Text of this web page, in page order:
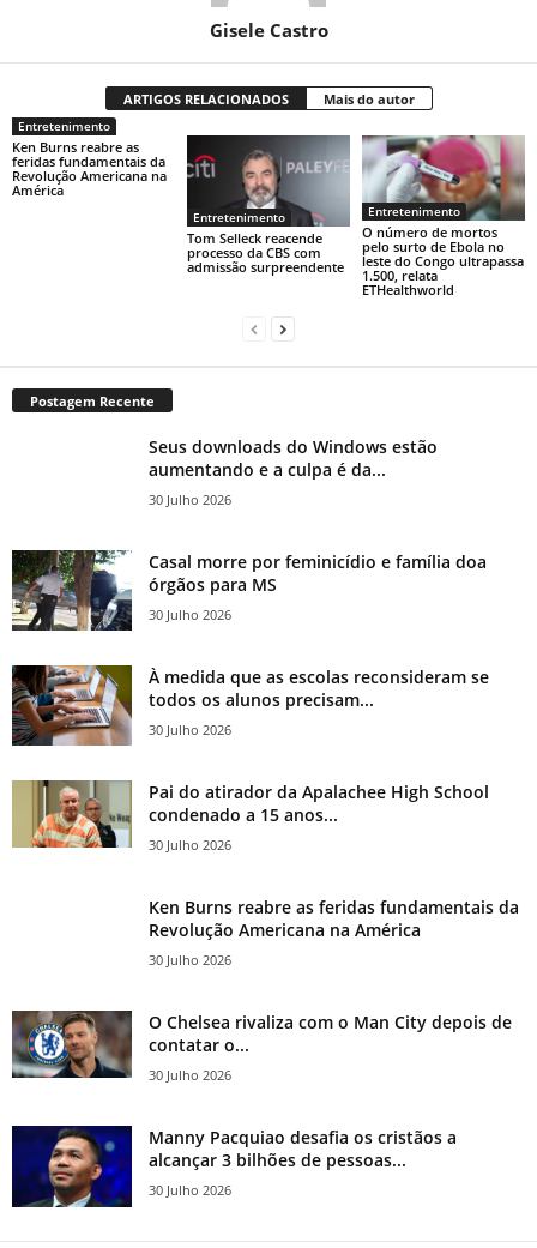
Gisele Castro
ARTIGOS RELACIONADOS Mais do autor
Entretenimento
Ken Burns reabre as
feridas fundamentais da
Revolução Americana na
América
Entretenimento
Tom Selleck reacende
processo da CBS com
admissão surpreendente
Entretenimento
O número de mortos
pelo surto de Ebola no
leste do Congo ultrapassa
1.500, relata
ETHealthworld
Postagem Recente
Seus downloads do Windows estão
aumentando e a culpa é da...
30 Julho 2026
Casal morre por feminicídio e família doa
órgãos para MS
30 Julho 2026
À medida que as escolas reconsideram se
todos os alunos precisam...
30 Julho 2026
Pai do atirador da Apalachee High School
condenado a 15 anos...
30 Julho 2026
Ken Burns reabre as feridas fundamentais da
Revolução Americana na América
30 Julho 2026
O Chelsea rivaliza com o Man City depois de
contatar o...
30 Julho 2026
Manny Pacquiao desafia os cristãos a
alcançar 3 bilhões de pessoas...
30 Julho 2026